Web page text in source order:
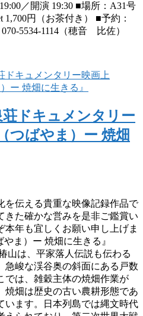
／開演 19:30 ■場所：A31号
円（お茶付き） ■予約：
5534-1114（穂音 比佐）
荘ドキュメンタリー
つばやま）ー 焼畑
を伝える貴重な映像記録作品で
きた確かな営みを是非ご鑑賞い
本年も宜しくお願い申し上げま
ま）ー 焼畑に生きる』
山は、平家落人伝説も伝わる
急峻な渓谷奥の斜面にある戸数
では、雑穀主体の焼畑作業が
焼畑は歴史の古い農耕形態であ
います。日本列島では縄文時代